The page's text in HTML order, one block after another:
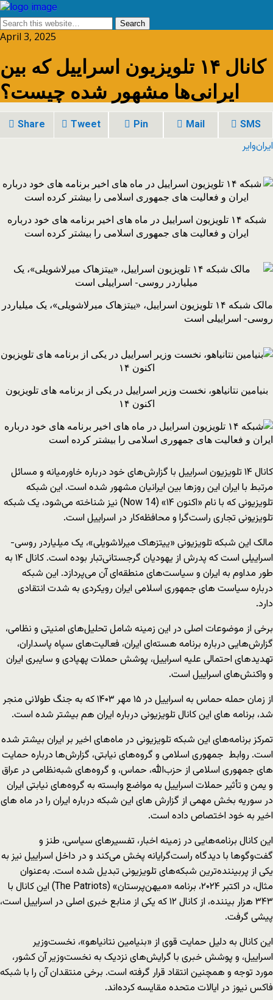
April 3, 2025
کانال ۱۴ تلویزیون اسراییل که بین
ایرانی‌ها مشهور شده چیست؟
Share Tweet Pin Mail
SMS
ایران‌وایر
شبکه ۱۴ تلویزیون اسراییل در ماه های اخیر برنامه های خود درباره
ایران و فعالیت های جمهوری اسلامی را بیشتر کرده است
مالک شبکه ۱۴ تلویزیون اسراییل، «ییتزهاک میرلاشویلی»، یک میلیاردر
روسی- اسراییلی است
بنیامین نتانیاهو، نخست وزیر اسراییل در یکی از برنامه های تلویزیون
اکنون ۱۴
کانال ۱۴ تلویزیون اسراییل با گزارش‌های خود درباره خاورمیانه و مسائل
مرتبط با ایران این روزها بین ایرانیان مشهور شده است. این شبکه
تلویزیونی که با نام «اکنون ۱۴» (Now 14) نیز شناخته می‌شود، یک شبکه
تلویزیونی تجاری راست‌گرا و محافظه‌کار در اسراییل است.
مالک این شبکه تلویزیونی «ییتزهاک میرلاشویلی»، یک میلیاردر روسی-
اسراییلی است که پدرش از یهودیان گرجستانی‌تبار بوده است. کانال ۱۴ به
طور مداوم به ایران و سیاست‌های منطقه‌ای آن می‌پردازد. این شبکه
درباره سیاست های جمهوری اسلامی ایران رویکردی به شدت انتقادی
دارد.
برخی از موضوعات اصلی در این زمینه شامل تحلیل‌های امنیتی و نظامی،
گزارش‌هایی درباره برنامه هسته‌ای ایران، فعالیت‌های سپاه پاسداران،
تهدیدهای احتمالی علیه اسراییل، پوشش حملات پهپادی و سایبری ایران
و واکنش‌های اسراییل است.
از زمان حمله حماس به اسراییل در ۱۵ مهر ۱۴۰۳ که به جنگ طولانی منجر
شد، برنامه های این کانال تلویزیونی درباره ایران هم بیشتر شده است.
تمرکز برنامه‌های این شبکه تلویزیونی در ماه‌های اخیر بر ایران بیشتر شده
است. روابط جمهوری اسلامی و گروه‌های نیابتی، گزارش‌ها درباره حمایت
های جمهوری اسلامی از حزب‌الله، حماس، و گروه‌های شبه‌نظامی در عراق
و یمن و تأثیر حملات اسراییل به مواضع وابسته به گروه‌های نیابتی ایران
در سوریه بخش مهمی از گزارش های این شبکه درباره ایران را در ماه های
اخیر به خود اختصاص داده است.
این کانال برنامه‌هایی در زمینه اخبار، تفسیرهای سیاسی، طنز و
گفت‌وگوها با دیدگاه راست‌گرایانه پخش می‌کند و در داخل اسراییل نیز به
یکی از پربیننده‌ترین شبکه‌های تلویزیونی تبدیل شده است. به‌عنوان
مثال، در اکتبر ۲۰۲۴، برنامه «میهن‌پرستان» (The Patriots) این کانال با
۳۴۳ هزار بیننده، از کانال ۱۲ که یکی از منابع خبری اصلی در اسراییل است،
پیشی گرفت.
این کانال به دلیل حمایت قوی از «بنیامین نتانیاهو»، نخست‌وزیر
اسراییل، و پوشش خبری با گرایش‌های نزدیک به نخست‌وزیر آن کشور،
مورد توجه و همچنین انتقاد قرار گرفته است. برخی منتقدان آن را با شبکه
فاکس نیوز در ایالات متحده مقایسه کرده‌اند.